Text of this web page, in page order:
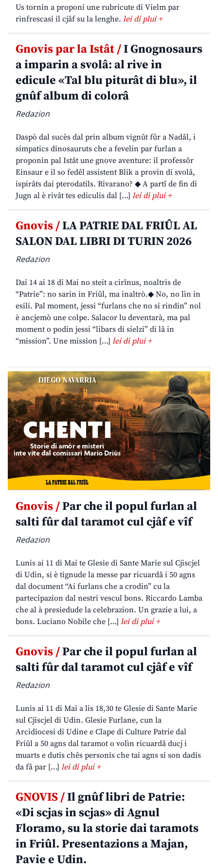
Us tornin a proponi une rubricute di Vielm par
rinfrescasi il cjâf su la lenghe. lei di plui +
Gnovis par la Istât /I Gnognosaurs
a imparin a svolâ: al rive in
edicule «Tal blu piturât di blu», il
gnûf album di colorâ
Redazion
Daspò dal sucès dal prin album vignût fûr a Nadâl, i
simpatics dinosauruts che a fevelin par furlan a
proponin pal Istât une gnove aventure: il professôr
Einsaur e il so fedêl assistent Blik a provin di svolâ,
ispirâts dai pterodatils. Rivarano? ◆ A partî de fin di
Jugn al è rivât tes ediculis dal […] lei di plui +
Gnovis /LA PATRIE DAL FRIÛL AL
SALON DAL LIBRI DI TURIN 2026
Redazion
Dai 14 ai 18 di Mai no steit a cirînus, noaltris de
“Patrie”: no sarin in Friûl, ma inaltrò.◆ No, no lìn in
esili. Pal moment, jessi “furlans che no si rindin” nol
è ancjemò une colpe. Salacor lu deventarà, ma pal
moment o podin jessi “libars di sielzi” di lâ in
“mission”. Une mission […] lei di plui +
Gnovis /Par che il popul furlan al
salti fûr dal taramot cul cjâf e vîf
Redazion
Lunis ai 11 di Mai te Glesie di Sante Marie sul Cjiscjel
di Udin, si è tignude la messe par ricuardâ i 50 agns
dal document “Ai furlans che a crodin” cu la
partecipazion dal nestri vescul bons. Riccardo Lamba
che al à presiedude la celebrazion. Un grazie a lui, a
bons. Luciano Nobile che […] lei di plui +
Gnovis /Par che il popul furlan al
salti fûr dal taramot cul cjâf e vîf
Redazion
Lunis ai 11 di Mai a lis 18,30 te Glesie di Sante Marie
sul Cjiscjel di Udin. Glesie Furlane, cun la
Arcidiocesi di Udine e Clape di Culture Patrie dal
Friûl a 50 agns dal taramot o volìn ricuardâ ducj i
muarts e dutis chês personis che tai agns si son dadis
da fâ par […] lei di plui +
GNOVIS /Il gnûf libri de Patrie:
«Di scjas in scjas» di Agnul
Floramo, su la storie dai taramots
in Friûl. Presentazions a Majan,
Pavie e Udin.